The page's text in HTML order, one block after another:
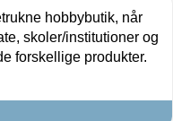
hobbybutik, når
skoler/institutioner og
forskellige produkter.